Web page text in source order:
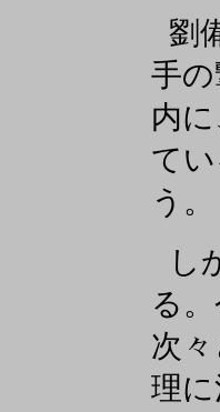
劉
手
内
て
う。
し
る
次
理